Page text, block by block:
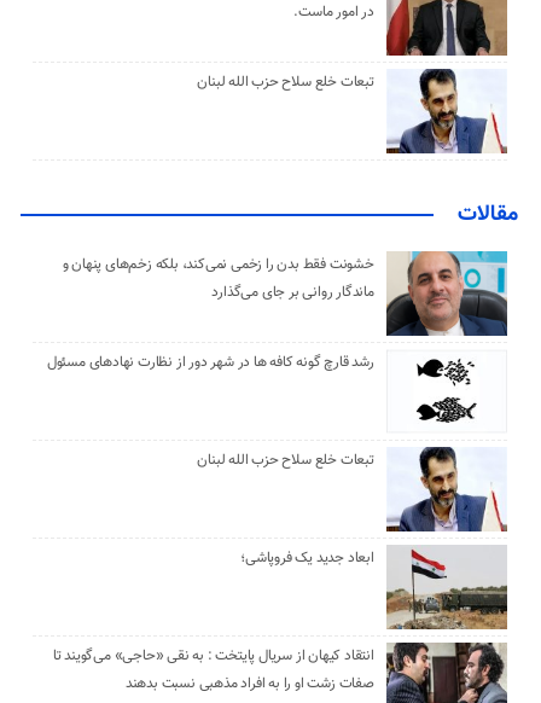
در امور ماست.
تبعات خلع سلاح حزب الله لبنان
مقالات
خشونت فقط بدن را زخمی نمی‌کند، بلکه زخم‌های پنهان و
ماندگار روانی بر جای می‌گذارد
رشد قارچ گونه کافه ها در شهر دور از نظارت نهادهای مسئول
تبعات خلع سلاح حزب الله لبنان
ابعاد جدید یک فروپاشی؛
انتقاد کیهان از سریال پایتخت : به نقی «حاجی» می‌گویند تا
صفات زشت او را به افراد مذهبی نسبت بدهند